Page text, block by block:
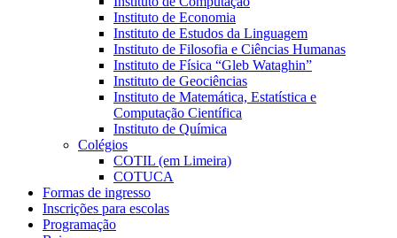
Instituto de Economia
Instituto de Estudos da Linguagem
Instituto de Filosofia e Ciências Humanas
Instituto de Física “Gleb Wataghin”
Instituto de Geociências
Instituto de Matemática, Estatística e
Computação Científica
Instituto de Química
Colégios
COTIL (em Limeira)
COTUCA
Formas de ingresso
Inscrições para escolas
Programação